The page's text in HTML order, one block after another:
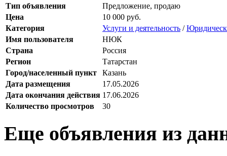
Тип объявления
Предложение, продаю
Цена
10 000 руб.
Категория
Услуги и деятельность /
Имя пользователя
НЮК
Страна
Россия
Регион
Татарстан
Город/населенный пункт
Казань
Дата размещения
17.05.2026
Дата окончания действия 17.06.2026
Количество просмотров
30
Еще объявления из